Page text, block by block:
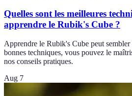
Quelles sont les meilleures
apprendre le Rubik's Cube ?
Apprendre le Rubik's Cube peut
bonnes techniques, vous pouvez le
nos conseils pratiques.
Aug 7